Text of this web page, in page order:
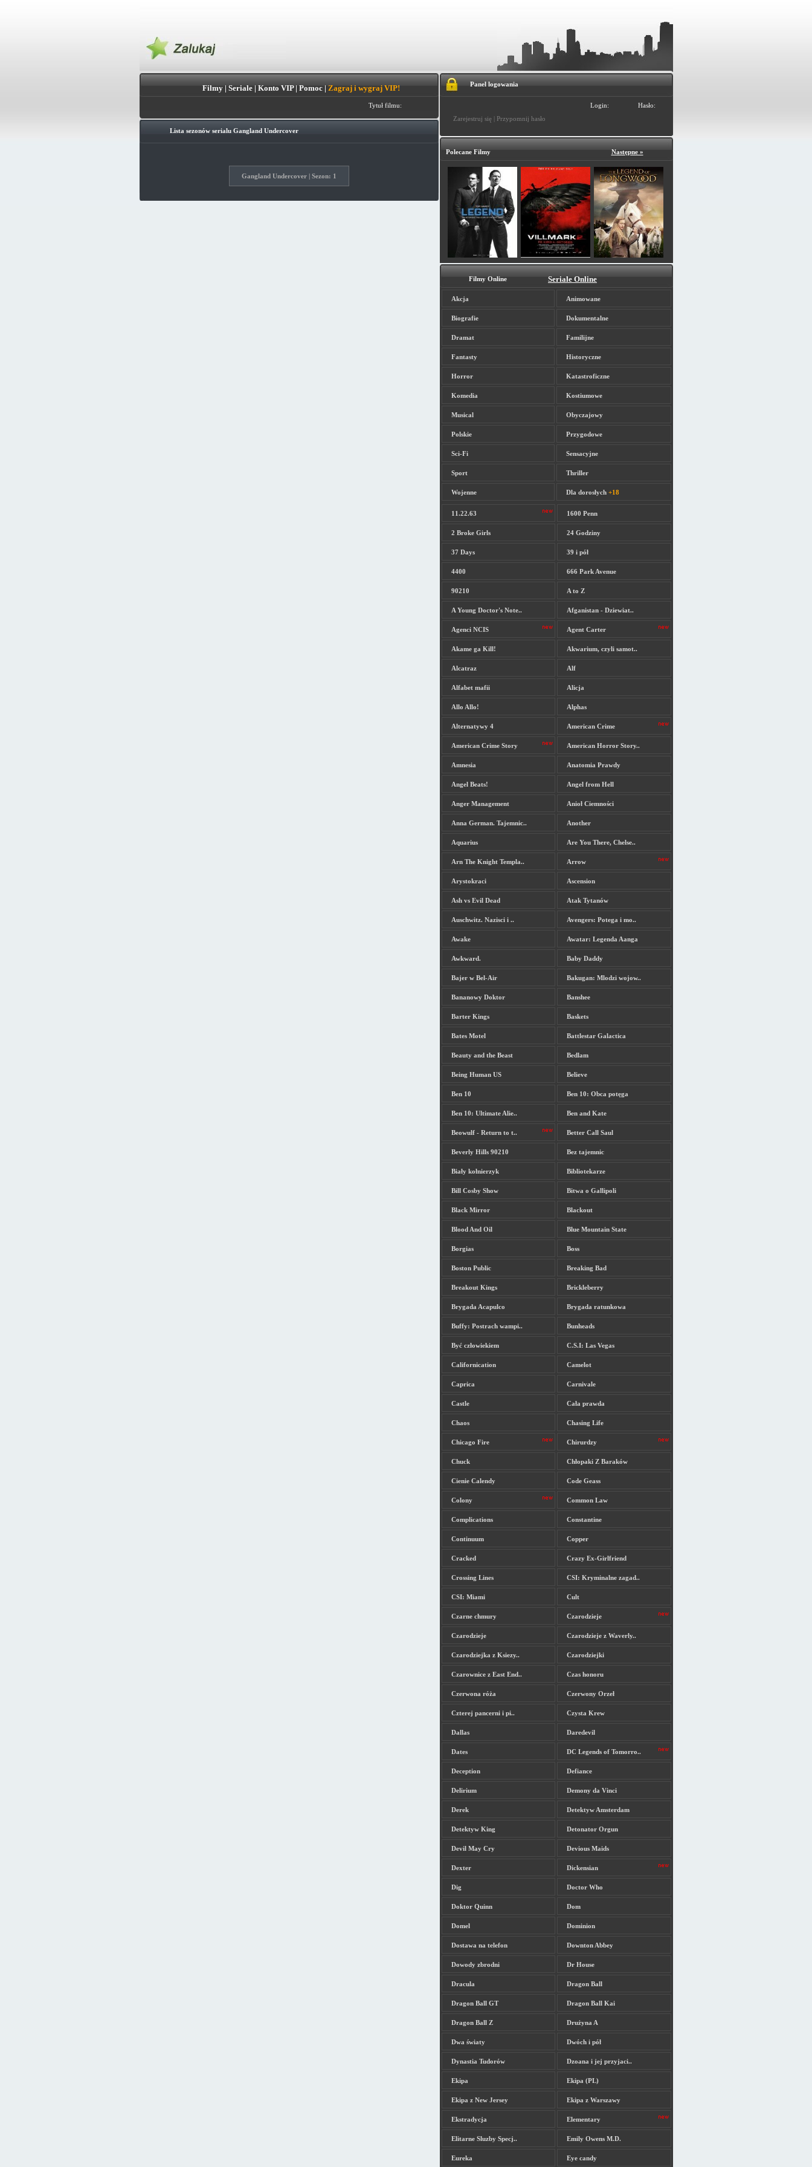
Filmy| Seriale| Konto VIP| Pomoc| Zagraj i wygraj VIP!
Tytuł filmu:
Lista sezonów serialu Gangland Undercover
Gangland Undercover | Sezon: 1
Panel logowania
Login:
Hasło:
Zarejestruj się | Przypomnij hasło
Polecane Filmy Następne »
Filmy Online Seriale Online
Akcja Animowane
Biografie Dokumentalne
Dramat Familijne
Fantasty Historyczne
Horror Katastroficzne
Komedia Kostiumowe
Musical Obyczajowy
Polskie Przygodowe
Sci-Fi Sensacyjne
Sport Thriller
Wojenne Dla dorosłych +18
11.22.63 1600 Penn
2 Broke Girls 24 Godziny
37 Days 39 i pół
4400 666 Park Avenue
90210 A to Z
A Young Doctor's Note.. Afganistan - Dziewiat..
Agenci NCIS Agent Carter
Akame ga Kill! Akwarium, czyli samot..
Alcatraz Alf
Alfabet mafii Alicja
Allo Allo! Alphas
Alternatywy 4 American Crime
American Crime Story American Horror Story..
Amnesia Anatomia Prawdy
Angel Beats! Angel from Hell
Anger Management Anioł Ciemności
Anna German. Tajemnic.. Another
Aquarius Are You There, Chelse..
Arn The Knight Templa.. Arrow
Arystokraci Ascension
Ash vs Evil Dead Atak Tytanów
Auschwitz. Nazisci i .. Avengers: Potega i mo..
Awake Awatar: Legenda Aanga
Awkward. Baby Daddy
Bajer w Bel-Air Bakugan: Mlodzi wojow..
Bananowy Doktor Banshee
Barter Kings Baskets
Bates Motel Battlestar Galactica
Beauty and the Beast Bedlam
Being Human US Believe
Ben 10 Ben 10: Obca potęga
Ben 10: Ultimate Alie.. Ben and Kate
Beowulf - Return to t.. Better Call Saul
Beverly Hills 90210 Bez tajemnic
Biały kołnierzyk Bibliotekarze
Bill Cosby Show Bitwa o Gallipoli
Black Mirror Blackout
Blood And Oil Blue Mountain State
Borgias Boss
Boston Public Breaking Bad
Breakout Kings Brickleberry
Brygada Acapulco Brygada ratunkowa
Buffy: Postrach wampi.. Bunheads
Być człowiekiem C.S.I: Las Vegas
Californication Camelot
Caprica Carnivale
Castle Cała prawda
Chaos Chasing Life
Chicago Fire Chirurdzy
Chuck Chłopaki Z Baraków
Cienie Calendy Code Geass
Colony Common Law
Complications Constantine
Continuum Copper
Cracked Crazy Ex-Girlfriend
Crossing Lines CSI: Kryminalne zagad..
CSI: Miami Cult
Czarne chmury Czarodzieje
Czarodzieje Czarodzieje z Waverly..
Czarodziejka z Ksiezy.. Czarodziejki
Czarownice z East End.. Czas honoru
Czerwona róża Czerwony Orzeł
Czterej pancerni i pi.. Czysta Krew
Dallas Daredevil
Dates DC Legends of Tomorro..
Deception Defiance
Delirium Demony da Vinci
Derek Detektyw Amsterdam
Detektyw King Detonator Orgun
Devil May Cry Devious Maids
Dexter Dickensian
Dig Doctor Who
Doktor Quinn Dom
Domel Dominion
Dostawa na telefon Downton Abbey
Dowody zbrodni Dr House
Dracula Dragon Ball
Dragon Ball GT Dragon Ball Kai
Dragon Ball Z Drużyna A
Dwa światy Dwóch i pół
Dynastia Tudorów Dzoana i jej przyjaci..
Ekipa Ekipa (PL)
Ekipa z New Jersey Ekipa z Warszawy
Ekstradycja Elementary
Elitarne Sluzby Specj.. Emily Owens M.D.
Eureka Eye candy